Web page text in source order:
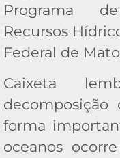
Programa
Recursos
Federal de
Caixeta
decomposição
forma
oceanos